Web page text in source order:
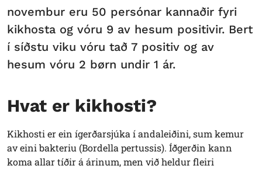
novembur eru 50 persónar kannaðir fyri
kikhosta og vóru 9 av hesum positivir. Bert
í síðstu viku vóru tað 7 positiv og av
hesum vóru 2 børn undir 1 ár.
Hvat er kikhosti?
Kikhosti er ein ígerðarsjúka í andaleiðini, sum kemur
av eini bakteriu (Bordella pertussis). Íðgerðin kann
koma allar tíðir á árinum, men við heldur fleiri